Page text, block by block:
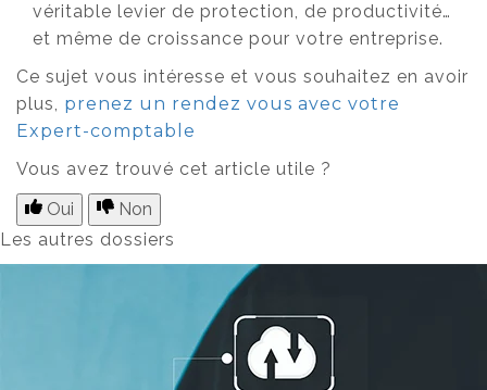
véritable levier de protection, de productivité…
et même de croissance pour votre entreprise.
Ce sujet vous intéresse et vous souhaitez en avoir
plus, prenez un rendez vous avec votre
Expert-comptable
Vous avez trouvé cet article utile ?
Oui
Non
Les autres dossiers